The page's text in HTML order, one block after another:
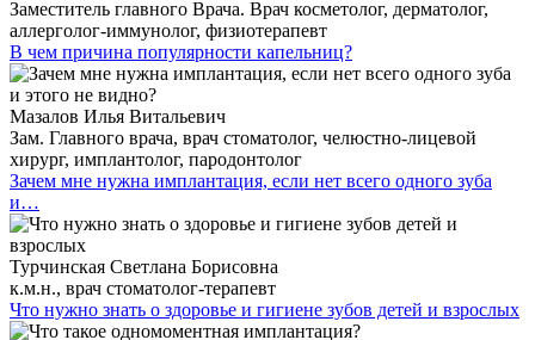
Заместитель главного Врача. Врач косметолог, дерматолог,
аллерголог-иммунолог, физиотерапевт
В чем причина популярности капельниц?
Мазалов Илья Витальевич
Зам. Главного врача, врач стоматолог, челюстно-лицевой
хирург, имплантолог, пародонтолог
Зачем мне нужна имплантация, если нет всего одного зуба
и…
Турчинская Светлана Борисовна
к.м.н., врач стоматолог-терапевт
Что нужно знать о здоровье и гигиене зубов детей и взрослых